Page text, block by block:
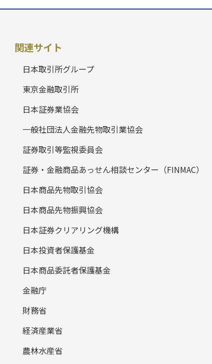
関連サイト
日本取引所グループ
東京金融取引所
日本証券業協会
一般社団法人金融先物取引業協会
証券取引等監視委員会
証券・金融商品あっせん相談センター（FINMAC）
日本商品先物取引協会
日本商品先物振興協会
日本証券クリアリング機構
日本投資者保護基金
日本商品委託者保護基金
金融庁
財務省
経済産業省
農林水産省